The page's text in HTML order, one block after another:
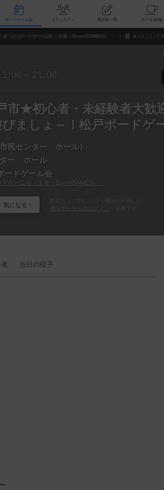
ュー ボードゲーム会 コミュニティ 掲示板一覧
まつどボードゲーム会（主催：Booo!GAMES）： ★1/11(土)千
～21:00
市★初心者・未経験者大歓
びましょ～！松戸ボードゲ
民センター ホール）
ター ホール
ードゲーム会
ドゲーム会（主催：Booo!GAMES）：
気になる！
ボドゲーマへのログイン
当日の様子